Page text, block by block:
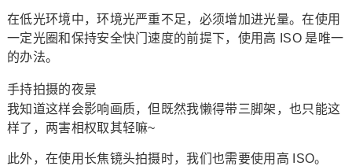
在低光环境中，环境光严重不足，必须增加进光量。在使用
一定光圈和保持安全快门速度的前提下，使用高 ISO 是唯一
的办法。
手持拍摄的夜景
我知道这样会影响画质，但既然我懒得带三脚架，也只能这
样了，两害相权取其轻嘛~
此外，在使用长焦镜头拍摄时，我们也需要使用高 ISO。